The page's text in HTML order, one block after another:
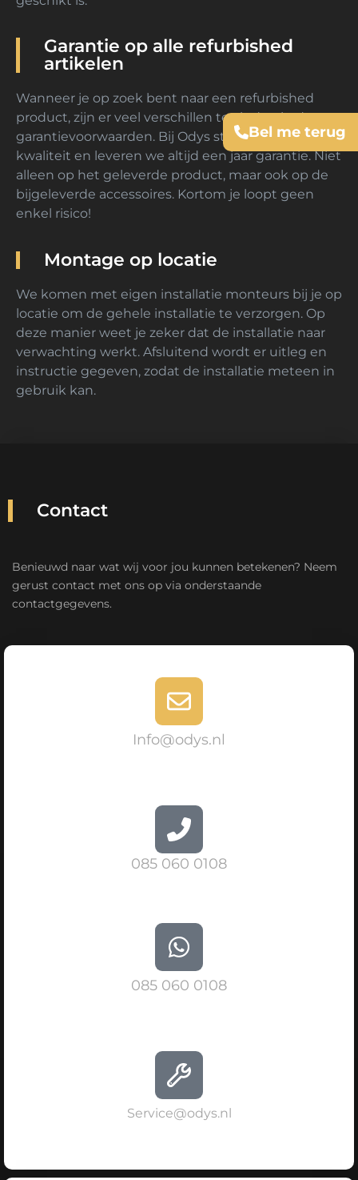
Garantie op alle refurbished
artikelen
Wanneer je op zoek bent naar een refurbished
product, zijn er veel verschillen te vinden in de
garantievoorwaarden. Bij Odys staan we voor
kwaliteit en leveren we altijd een jaar garantie. Niet
alleen op het geleverde product, maar ook op de
bijgeleverde accessoires. Kortom je loopt geen
enkel risico!
Montage op locatie
We komen met eigen installatie monteurs bij je op
locatie om de gehele installatie te verzorgen. Op
deze manier weet je zeker dat de installatie naar
verwachting werkt. Afsluitend wordt er uitleg en
instructie gegeven, zodat de installatie meteen in
gebruik kan.
Contact
Benieuwd naar wat wij voor jou kunnen betekenen? Neem
gerust contact met ons op via onderstaande
contactgegevens.
Info@odys.nl
085 060 0108
085 060 0108
Service@odys.nl
Bel me terug